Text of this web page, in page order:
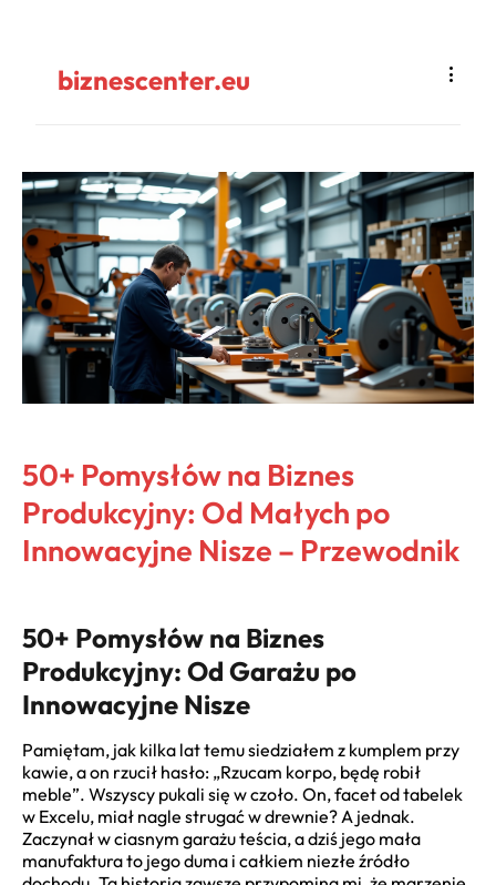
biznescenter.eu
50+ Pomysłów na Biznes
Produkcyjny: Od Małych po
Innowacyjne Nisze – Przewodnik
50+ Pomysłów na Biznes
Produkcyjny: Od Garażu po
Innowacyjne Nisze
Pamiętam, jak kilka lat temu siedziałem z kumplem przy
kawie, a on rzucił hasło: „Rzucam korpo, będę robił
meble”. Wszyscy pukali się w czoło. On, facet od tabelek
w Excelu, miał nagle strugać w drewnie? A jednak.
Zaczynał w ciasnym garażu teścia, a dziś jego mała
manufaktura to jego duma i całkiem niezłe źródło